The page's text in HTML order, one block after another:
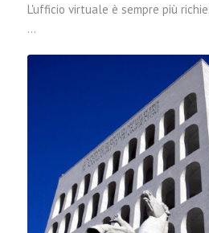
L'ufficio virtuale è sempre più
…